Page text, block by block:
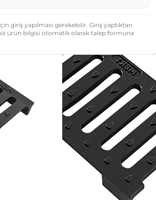
giriş yapılması gerekebilir. Giriş yaptıktan
ürün bilgisi otomatik olarak talep formuna